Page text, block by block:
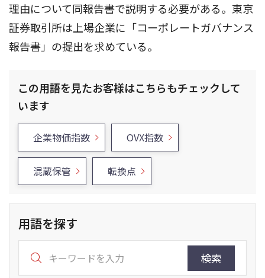
理由について同報告書で説明する必要がある。東京
証券取引所は上場企業に「コーポレートガバナンス
報告書」の提出を求めている。
この用語を見たお客様はこちらもチェックして
います
企業物価指数 OVX指数
混蔵保管 転換点
用語を探す
検索